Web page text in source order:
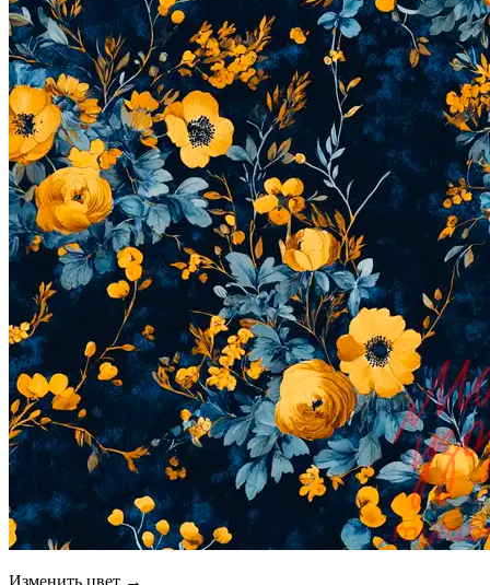
Изменить цвет →